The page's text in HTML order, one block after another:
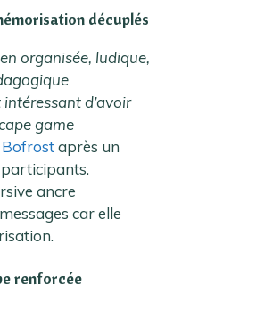
décuplés
organisée, ludique,
intéressant d’avoir
game
Bofrostaprès un
ancre
car elle
renforcée